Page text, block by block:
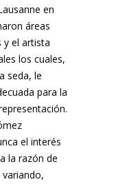
en
áreas
y el artista
los cuales,
seda, le
para la
el interés
la razón de